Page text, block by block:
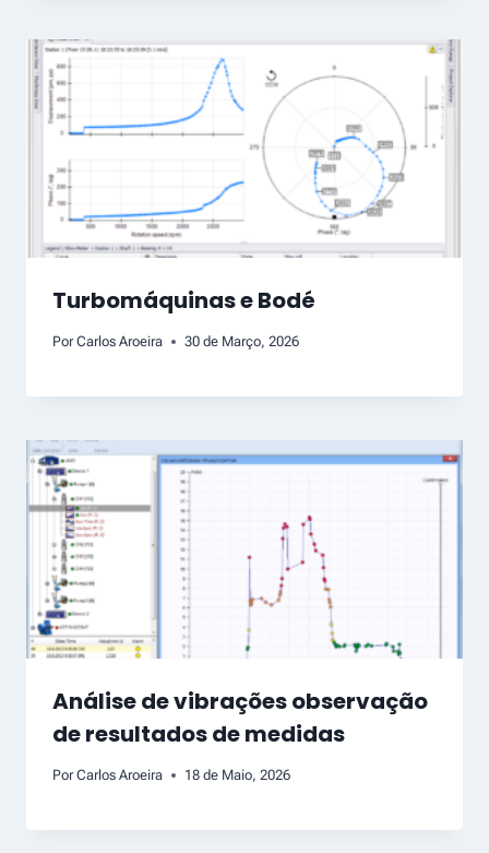
Turbomáquinas e Bodé
Por Carlos Aroeira 30 de Março, 2026
Análise de vibrações observação
de resultados de medidas
Por Carlos Aroeira 18 de Maio, 2026